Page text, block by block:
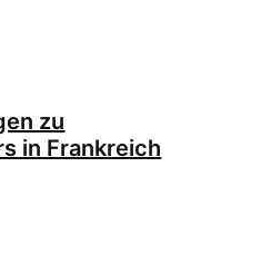
zu
in Frankreich